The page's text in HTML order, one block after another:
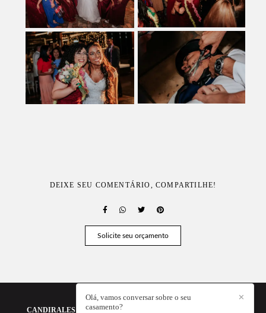
DEIXE SEU COMENTÁRIO, COMPARTILHE!
Solicite seu orçamento
CANDIRALES - A FOTOGRAFIA DA SUA HISTÓRIA
✕
Olá, vamos conversar sobre o seu
casamento?